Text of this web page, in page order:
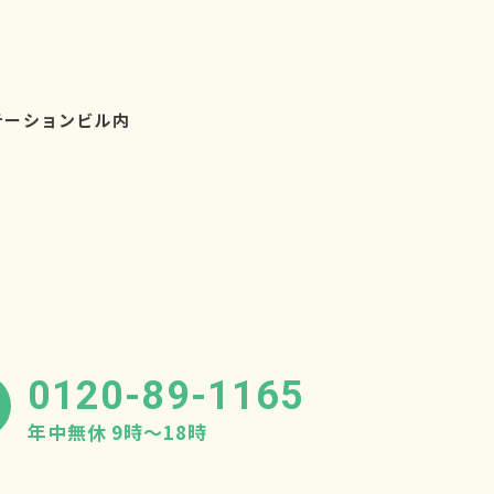
ションビル内
0120-89-1165
年中無休 9時〜18時